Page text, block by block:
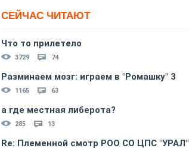
СЕЙЧАС ЧИТАЮТ
Что то прилетело
3729 74
Разминаем мозг: играем в "Ромашку" 3
1165 63
а где местная либерота?
285 13
Re: Племеннoй смoтр РOO CO ЦПС "УРАЛ"